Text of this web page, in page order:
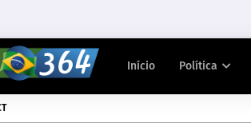
Início Política